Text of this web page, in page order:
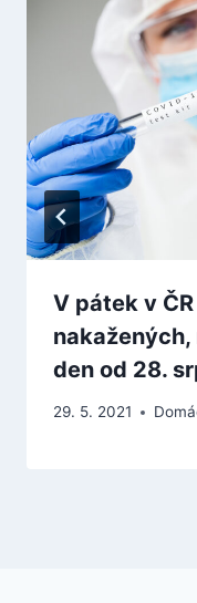
V pátek v
den od 28.
29. 5. 2021